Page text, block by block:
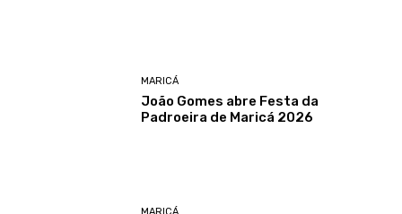
MARICÁ
João Gomes abre Festa da
Padroeira de Maricá 2026